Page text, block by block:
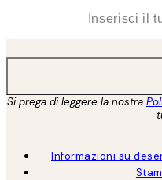
Si prega di leggere la nostra
Informazioni su